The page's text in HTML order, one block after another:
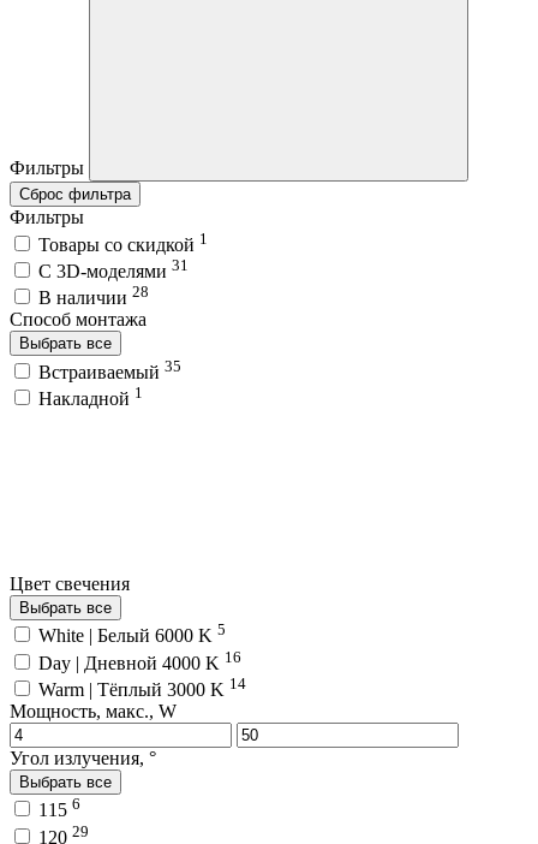
Фильтры
Сброс фильтра
Фильтры
Товары со скидкой 1
C 3D-моделями 31
В наличии 28
Способ монтажа
Выбрать все
Встраиваемый 35
Накладной 1
Цвет свечения
Выбрать все
White | Белый 6000 K 5
Day | Дневной 4000 K 16
Warm | Тёплый 3000 K 14
Мощность, макс., W
Угол излучения, °
Выбрать все
115 6
120 29